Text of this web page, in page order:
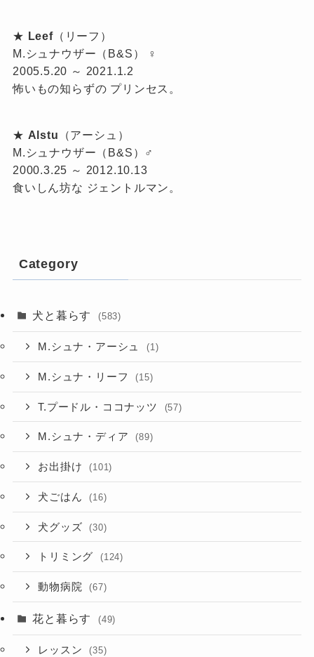
★ Leef（リーフ）
M.シュナウザー（B&S） ♀
2005.5.20 ～ 2021.1.2
怖いもの知らずの プリンセス。
★ Alstu （アーシュ）
M.シュナウザー（B&S）♂
2000.3.25 ～ 2012.10.13
食いしん坊な ジェントルマン。
Category
犬と暮らす (583)
M.シュナ・アーシュ (1)
M.シュナ・リーフ (15)
T.プードル・ココナッツ (57)
M.シュナ・ディア (89)
お出掛け (101)
犬ごはん (16)
犬グッズ (30)
トリミング (124)
動物病院 (67)
花と暮らす (49)
レッスン (35)